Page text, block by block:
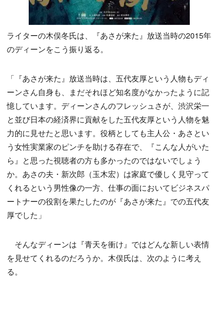
ライターの木俣冬氏は、『あさが来た』放送当時の2015年
のディーンをこう振り返る。
「『あさが来た』放送当時は、五代友厚という人物もディ
ーンさん自身も、まだそれほど知名度がなかったように記
憶しています。ディーンさんのフレッシュさが、渋沢栄一
と並び日本の経済界に貢献をした五代友厚という人物を魅
力的に見せたと思います。役柄としても主人公・あさとい
う女性実業家のピンチを助ける存在で、『こんな人がいた
ら』と思った視聴者の方も多かったのではないでしょう
か。あさの夫・新次郎（玉木宏）は家庭で優しく見守って
くれるという男性像の一方、仕事の面においてビジネスパ
ートナーの役割を果たしたのが『あさが来た』での五代友
厚でした」
そんなディーンは『青天を衝け』ではどんな新しい表情
を見せてくれるのだろうか。木俣氏は、次のように考え
る。